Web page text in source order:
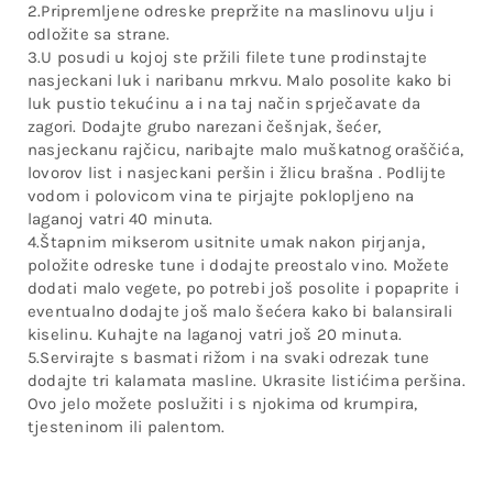
2.Pripremljene odreske prepržite na maslinovu ulju i
odložite sa strane.
3.U posudi u kojoj ste pržili filete tune prodinstajte
nasjeckani luk i naribanu mrkvu. Malo posolite kako bi
luk pustio tekućinu a i na taj način sprječavate da
zagori. Dodajte grubo narezani češnjak, šećer,
nasjeckanu rajčicu, naribajte malo muškatnog oraščića,
lovorov list i nasjeckani peršin i žlicu brašna . Podlijte
vodom i polovicom vina te pirjajte poklopljeno na
laganoj vatri 40 minuta.
4.Štapnim mikserom usitnite umak nakon pirjanja,
položite odreske tune i dodajte preostalo vino. Možete
dodati malo vegete, po potrebi još posolite i popaprite i
eventualno dodajte još malo šećera kako bi balansirali
kiselinu. Kuhajte na laganoj vatri još 20 minuta.
5.Servirajte s basmati rižom i na svaki odrezak tune
dodajte tri kalamata masline. Ukrasite listićima peršina.
Ovo jelo možete poslužiti i s njokima od krumpira,
tjesteninom ili palentom.